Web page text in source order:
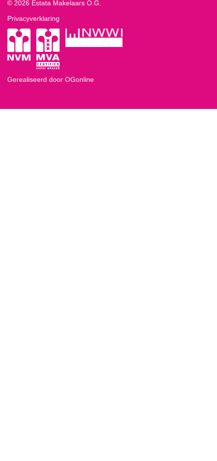
© 2026 Estata Makelaars O.G.
Privacyverklaring
Gerealiseerd door OGonline